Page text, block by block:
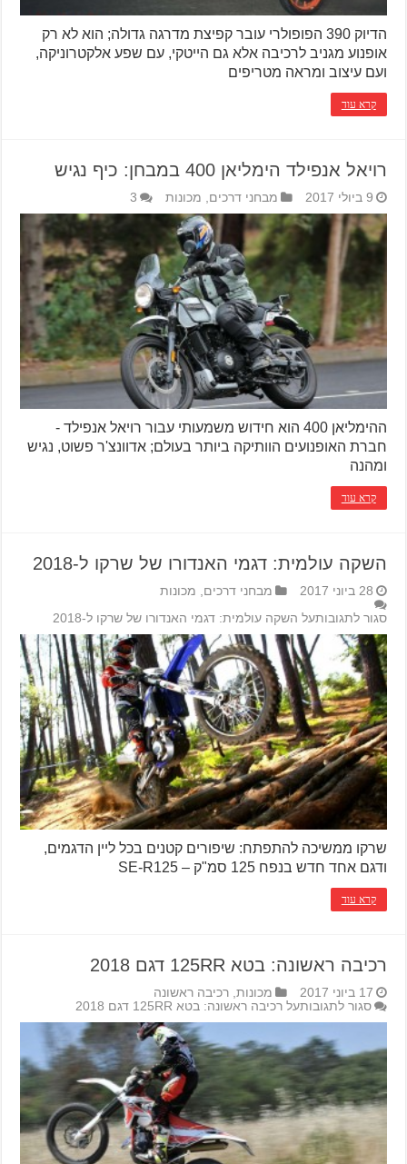
הדיוק 390 הפופולרי עובר קפיצת מדרגה גדולה; הוא לא רק
אופנוע מגניב לרכיבה אלא גם הייטקי, עם שפע אלקטרוניקה,
ועם עיצוב ומראה מטריפים
קרא עוד
רויאל אנפילד הימליאן 400 במבחן: כיף נגיש
9 ביולי 2017 מבחני דרכים, מכונות 3
ההימליאן 400 הוא חידוש משמעותי עבור רויאל אנפילד -
חברת האופנועים הוותיקה ביותר בעולם; אדוונצ'ר פשוט, נגיש
ומהנה
קרא עוד
השקה עולמית: דגמי האנדורו של שרקו ל-2018
28 ביוני 2017 מבחני דרכים, מכונות
סגור לתגובותעל השקה עולמית: דגמי האנדורו של שרקו ל-2018
שרקו ממשיכה להתפתח: שיפורים קטנים בכל ליין הדגמים,
ודגם אחד חדש בנפח 125 סמ"ק – SE-R125
קרא עוד
רכיבה ראשונה: בטא 125RR דגם 2018
17 ביוני 2017 מכונות ,רכיבה ראשונה
סגור לתגובותעל רכיבה ראשונה: בטא 125RR דגם 2018